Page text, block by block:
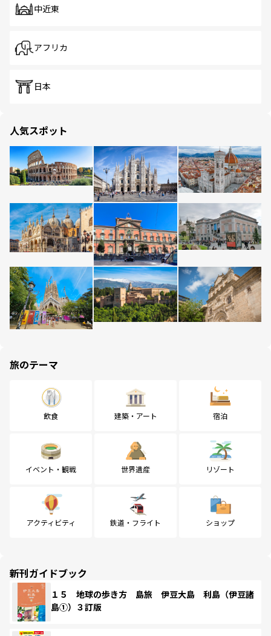
中近東
アフリカ
日本
人気スポット
旅のテーマ
飲食 建築・アート 宿泊
イベント・観戦 世界遺産 リゾート
アクティビティ 鉄道・フライト ショップ
新刊ガイドブック
１５ 地球の歩き方 島旅 伊豆大島 利島（伊豆諸
島①）３訂版